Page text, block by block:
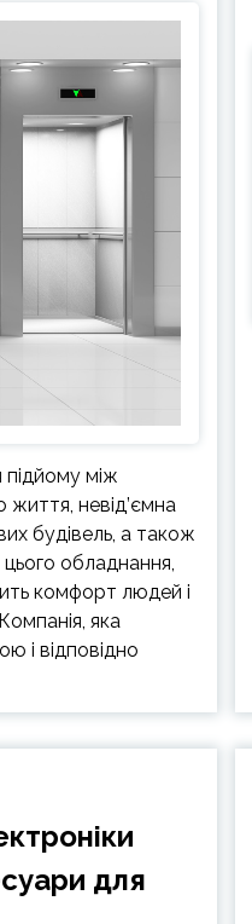
підйому між
невід’ємна
будівель, а також
обладнання,
комфорт людей і
яка
і відповідно
для